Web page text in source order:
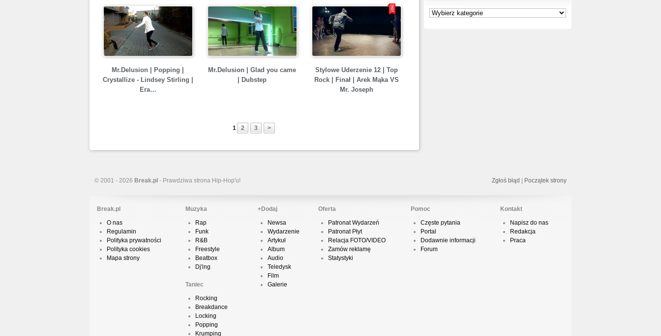
Mr.Delusion | Popping |
Crystallize - Lindsey Stirling |
Era…
Mr.Delusion | Glad you came
| Dubstep
Stylowe Uderzenie 12 | Top
Rock | Finał | Arek Mąka VS
Mr. Joseph
1 2 3 >
Prod. Chubeats, Scratch:…
Podsumowanie roku 2018 w Polskim
© 2001 - 2026 Break.pl - Prawdziwa strona Hip-Hop'u! Zgłoś błąd Początek strony
Break.pl
O nas
Regulamin
Polityka prywatności
Polityka cookies
Mapa strony
Muzyka
Rap
Funk
R&B
Freestyle
Beatbox
Dj'ing
Taniec
Rocking
Breakdance
Locking
Popping
Krumping
+Dodaj
Newsa
Wydarzenie
Artykuł
Album
Audio
Teledysk
Film
Galerie
Oferta
Patronat Wydarzeń
Patronat Płyt
Relacja FOTO/VIDEO
Zamów reklamę
Statystyki
Pomoc
Częste pytania
Portal
Dodawnie informacji
Forum
Kontakt
Napisz do nas
Redakcja
Praca